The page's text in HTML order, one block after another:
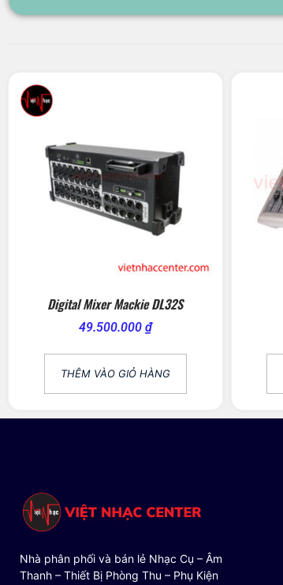
Digital Mixer Mackie DL32S
49.500.000 ₫
THÊM VÀO GIỎ HÀNG
Nhà phân phối và bán lẻ Nhạc Cụ – Âm
Thanh – Thiết Bị Phòng Thu – Phụ Kiện